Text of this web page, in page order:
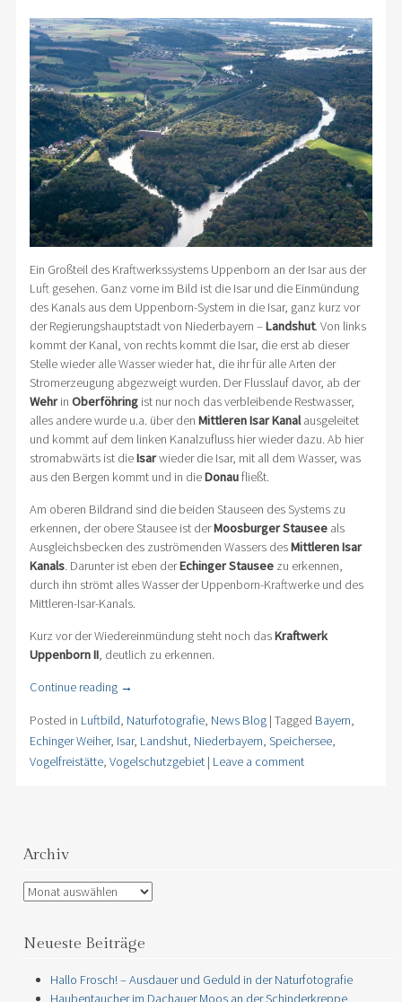
Ein Großteil des Kraftwerkssystems Uppenborn an der Isar aus der
Luft gesehen. Ganz vorne im Bild ist die Isar und die Einmündung
des Kanals aus dem Uppenborn-System in die Isar, ganz kurz vor
der Regierungshauptstadt von Niederbayern –Landshut. Von links
kommt der Kanal, von rechts kommt die Isar, die erst ab dieser
Stelle wieder alle Wasser wieder hat, die ihr für alle Arten der
Stromerzeugung abgezweigt wurden. Der Flusslauf davor, ab der
Wehrin Oberföhringist nur noch das verbleibende Restwasser,
alles andere wurde u.a. über den Mittleren Isar Kanalausgeleitet
und kommt auf dem linken Kanalzufluss hier wieder dazu. Ab hier
stromabwärts ist dieIsarwieder die Isar, mit all dem Wasser, was
aus den Bergen kommt und in dieDonaufließt.
Am oberen Bildrand sind die beiden Stauseen des Systems zu
erkennen, der obere Stausee ist derMoosburger Stauseeals
Ausgleichsbecken des zuströmenden Wassers desMittleren Isar
Kanals. Darunter ist eben derEchinger Stauseezu erkennen,
durch ihn strömt alles Wasser der Uppenborn-Kraftwerke und des
Mittleren-Isar-Kanals.
Kurz vor der Wiedereinmündung steht noch dasKraftwerk
Uppenborn II, deutlich zu erkennen.
Continue reading →
Posted in Luftbild, Naturfotografie, News Blog | Tagged Bayern,
Echinger Weiher, Isar, Landshut, Niederbayern, Speichersee,
Vogelfreistätte, Vogelschutzgebiet | Leave a comment
Archiv
Archiv
Neueste Beiträge
Hallo Frosch! – Ausdauer und Geduld in der Naturfotografie
Haubentaucher im Dachauer Moos an der Schinderkreppe